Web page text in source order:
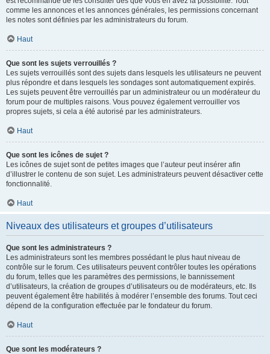
comme les annonces et les annonces générales, les permissions concernant
les notes sont définies par les administrateurs du forum.
Haut
Que sont les sujets verrouillés ?
Les sujets verrouillés sont des sujets dans lesquels les utilisateurs ne peuvent
plus répondre et dans lesquels les sondages sont automatiquement expirés.
Les sujets peuvent être verrouillés par un administrateur ou un modérateur du
forum pour de multiples raisons. Vous pouvez également verrouiller vos
propres sujets, si cela a été autorisé par les administrateurs.
Haut
Que sont les icônes de sujet ?
Les icônes de sujet sont de petites images que l’auteur peut insérer afin
d’illustrer le contenu de son sujet. Les administrateurs peuvent désactiver cette
fonctionnalité.
Haut
Niveaux des utilisateurs et groupes d’utilisateurs
Que sont les administrateurs ?
Les administrateurs sont les membres possédant le plus haut niveau de
contrôle sur le forum. Ces utilisateurs peuvent contrôler toutes les opérations
du forum, telles que les paramètres des permissions, le bannissement
d’utilisateurs, la création de groupes d’utilisateurs ou de modérateurs, etc. Ils
peuvent également être habilités à modérer l’ensemble des forums. Tout ceci
dépend de la configuration effectuée par le fondateur du forum.
Haut
Que sont les modérateurs ?